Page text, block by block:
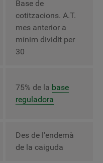
Base de
cotitzacions. A.T.
mes anterior a
mínim dividit per
30
75% de la base
reguladora
Des de l'endemà
de la caiguda